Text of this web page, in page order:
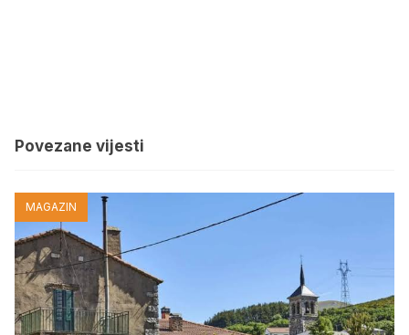
Povezane vijesti
MAGAZIN